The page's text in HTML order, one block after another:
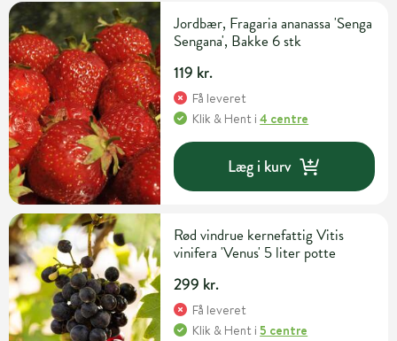
Jordbær, Fragaria ananassa 'Senga
Sengana', Bakke 6 stk
119 kr.
Få leveret
Klik & Hent i4 centre
Læg i kurv
Rød vindrue kernefattig Vitis
vinifera 'Venus' 5 liter potte
299 kr.
Få leveret
Klik & Hent i5 centre